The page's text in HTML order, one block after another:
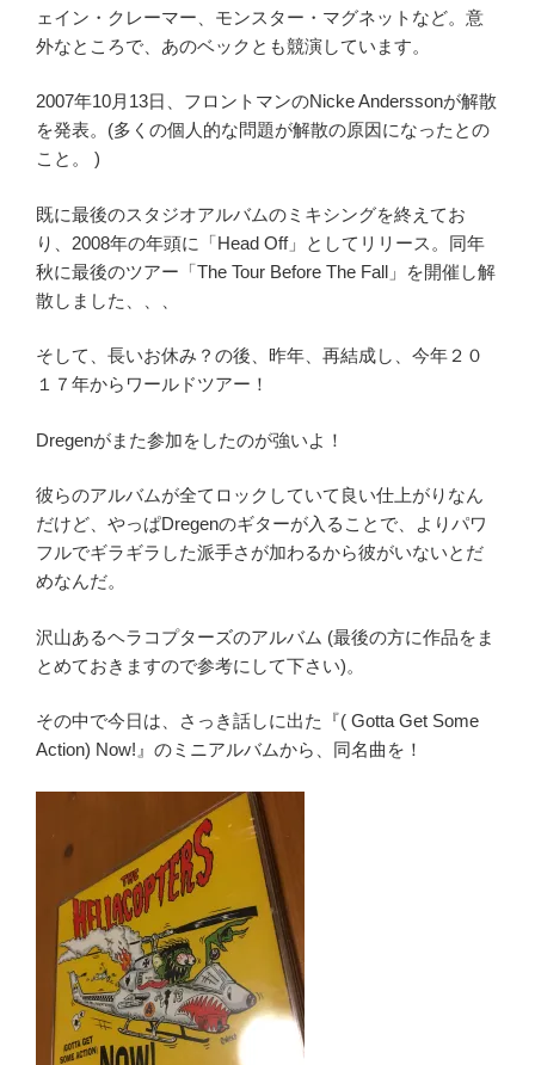
ェイン・クレーマー、モンスター・マグネットなど。意
外なところで、あのベックとも競演しています。
2007年10月13日、フロントマンのNicke Anderssonが解散
を発表。(多くの個人的な問題が解散の原因になったとの
こと。 )
既に最後のスタジオアルバムのミキシングを終えてお
り、2008年の年頭に「Head Off」としてリリース。同年
秋に最後のツアー「The Tour Before The Fall」を開催し解
散しました、、、
そして、長いお休み？の後、昨年、再結成し、今年２０
１７年からワールドツアー！
Dregenがまた参加をしたのが強いよ！
彼らのアルバムが全てロックしていて良い仕上がりなん
だけど、やっぱDregenのギターが入ることで、よりパワ
フルでギラギラした派手さが加わるから彼がいないとだ
めなんだ。
沢山あるヘラコプターズのアルバム (最後の方に作品をま
とめておきますので参考にして下さい)。
その中で今日は、さっき話しに出た『( Gotta Get Some
Action) Now!』のミニアルバムから、同名曲を！